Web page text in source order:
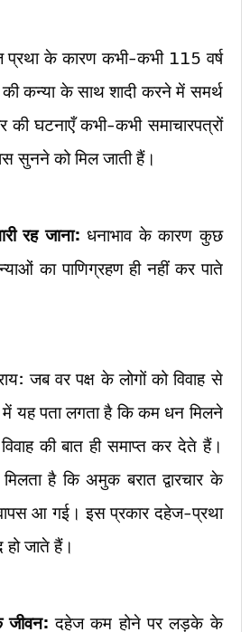
प्रथा के कारण कभी-कभी 115 वर्ष
कन्या के साथ शादी करने में समर्थ
की घटनाएँ कभी-कभी समाचारपत्रों
सुनने को मिल जाती हैं।
रह जाना: धनाभाव के कारण कुछ
का पाणिग्रहण ही नहीं कर पाते
जब वर पक्ष के लोगों को विवाह से
में यह पता लगता है कि कम धन मिलने
की बात ही समाप्त कर देते हैं।
है कि अमुक बरात द्वारचार के
वापस आ गई। इस प्रकार दहेज-प्रथा
हो जाते हैं।
जीवन: दहेज कम होने पर लड़के के